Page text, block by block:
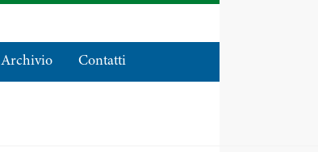
Archivio Contatti